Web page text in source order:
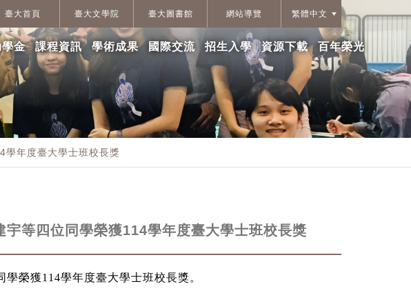
臺大首頁 臺大文學院 臺大圖書館 網站導覽 繁體中文
金 課程資訊 學術成果 國際交流 招生入學 資源下載 百年榮光
學年度臺大學士班校長獎
等四位同學榮獲114學年度臺大學士班校長獎
榮獲114學年度臺大學士班校長獎。